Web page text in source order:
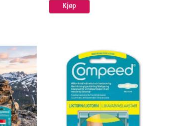
Kjøp